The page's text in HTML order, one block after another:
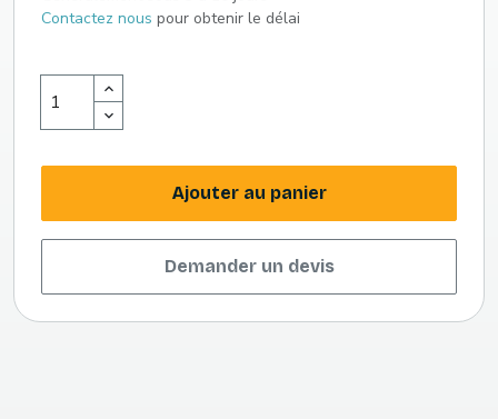
Contactez nous pour obtenir le délai
Ajouter au panier
Demander un devis